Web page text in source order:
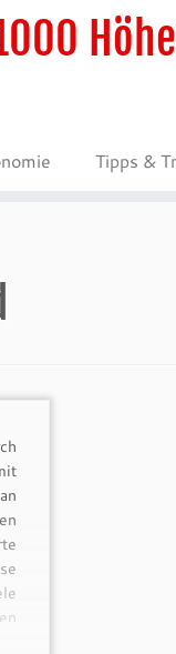
Tipps &